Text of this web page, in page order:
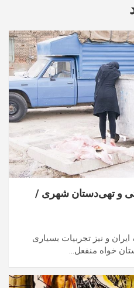
و تهی‌دستان شهری /
و نیز تجربیات بسیاری
خواه منفعل…